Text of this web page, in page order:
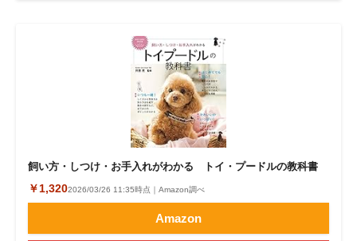
飼い方・しつけ・お手入れがわかる トイ・プードルの教科書
￥1,3202026/03/26 11:35時点｜Amazon調べ
Amazon